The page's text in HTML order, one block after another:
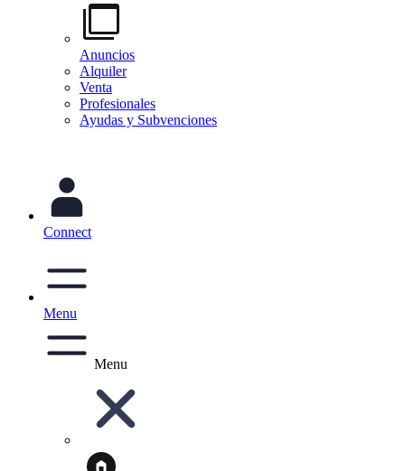
Anuncios
Alquiler
Venta
Profesionales
Ayudas y Subvenciones
Connect
Menu
Menu